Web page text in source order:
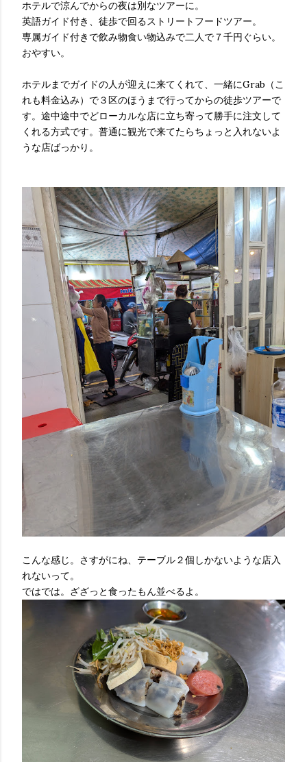
ホテルで涼んでからの夜は別なツアーに。
英語ガイド付き、徒歩で回るストリートフードツアー。
専属ガイド付きで飲み物食い物込みで二人で７千円ぐらい。
おやすい。
ホテルまでガイドの人が迎えに来てくれて、一緒にGrab（こ
れも料金込み）で３区のほうまで行ってからの徒歩ツアーで
す。途中途中でどローカルな店に立ち寄って勝手に注文して
くれる方式です。普通に観光で来てたらちょっと入れないよ
うな店ばっかり。
こんな感じ。さすがにね、テーブル２個しかないような店入
れないって。
ではでは。ざざっと食ったもん並べるよ。